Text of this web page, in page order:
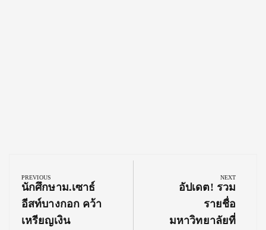
navigation
PREVIOUS
Previous
Post:
นักศึกษาม.เซาธ์
อีสท์บางกอก คว้า
เหรียญเงิน
NEXT
Next
อัปเดต! รวม
รายชื่อ
มหาวิทยาลัยที่